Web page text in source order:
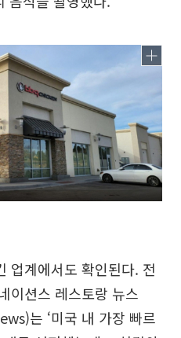
업계에서도 확인된다. 전
이션스 레스토랑 뉴스
는 ‘미국 내 가장 빠르